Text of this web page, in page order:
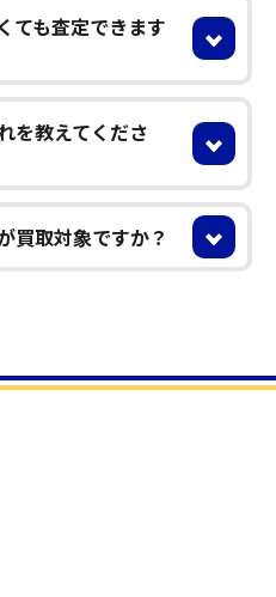
ても査定できます
を教えてくださ
買取対象ですか？